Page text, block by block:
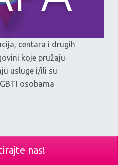
centara i drugih
koje pružaju
usluge i/ili su
osobama
nas!